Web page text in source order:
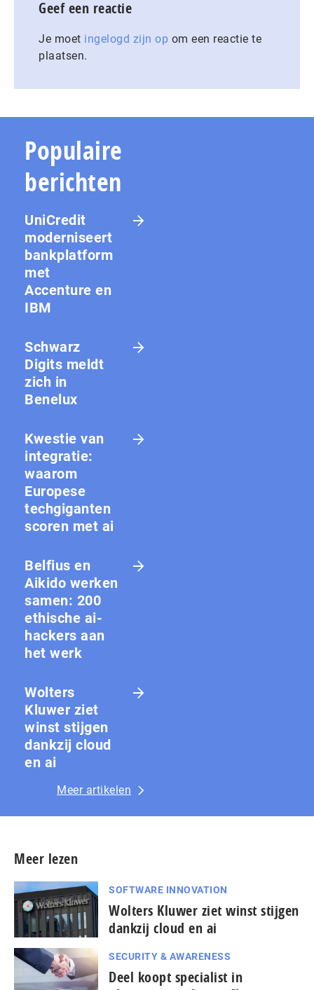
Geef een reactie
Je moet ingelogd zijn op om een reactie te
plaatsen.
Populaire
berichten
UniCredit
moderniseert
bankplatform
met
Accenture en
IBM
Schwarz
Digits meldt
zich in
Benelux
Kwestie van
integratie:
waarom
Europese
techgiganten
scoren met ai
Belfius en
Aikido werken
samen: 200
ethische ai-
hackers aan
het werk
Wolters
Kluwer ziet
winst stijgen
dankzij cloud
en ai
Meer artikelen
Meer lezen
SOFTWARE INNOVATION
Wolters Kluwer ziet winst stijgen
dankzij cloud en ai
SECURITY & AWARENESS
Deel koopt specialist in